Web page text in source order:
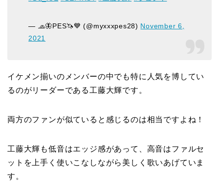
— 🧢🦋PES🦄💙 (@myxxxpes28) November 6,
2021
イケメン揃いのメンバーの中でも特に人気を博してい
るのがリーダーである工藤大輝です。
両方のファンが似ていると感じるのは相当ですよね！
工藤大輝も低音はエッジ感があって、高音はファルセ
ットを上手く使いこなしながら美しく歌いあげていま
す。